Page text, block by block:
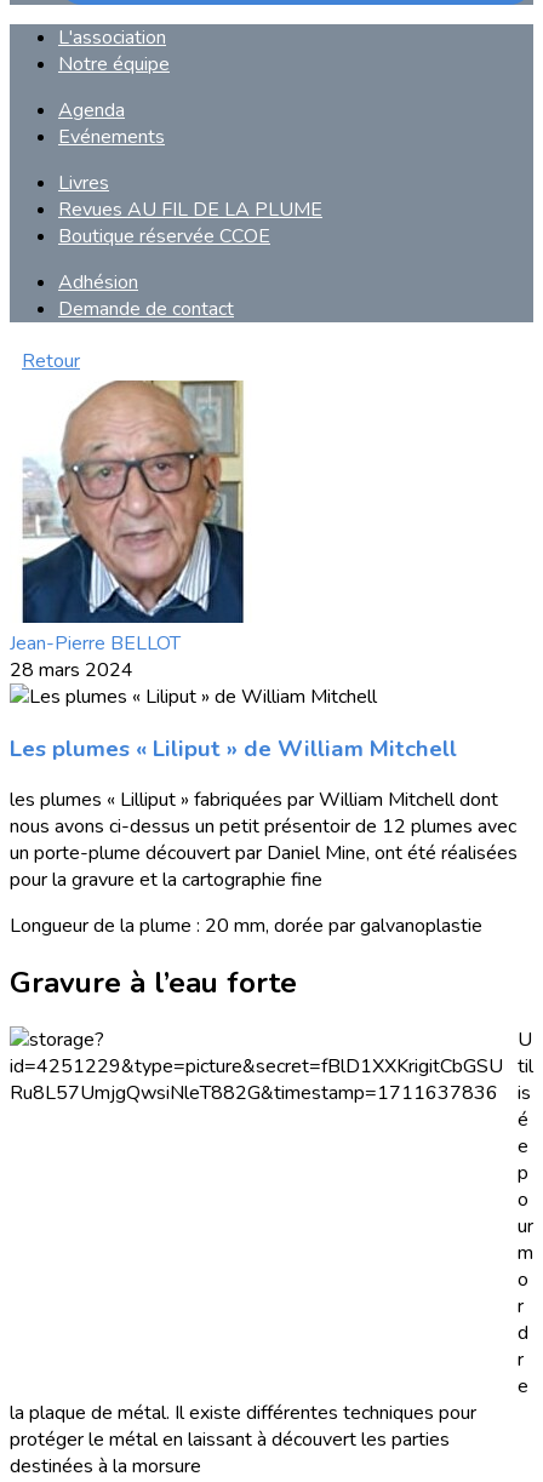
L'association
Notre équipe
Agenda
Evénements
Livres
Revues AU FIL DE LA PLUME
Boutique réservée CCOE
Adhésion
Demande de contact
Retour
Jean-Pierre BELLOT
28 mars 2024
Les plumes « Liliput » de William Mitchell
les plumes « Lilliput » fabriquées par William Mitchell dont
nous avons ci-dessus un petit présentoir de 12 plumes avec
un porte-plume découvert par Daniel Mine, ont été réalisées
pour la gravure et la cartographie fine
Longueur de la plume : 20 mm, dorée par galvanoplastie
Gravure à l’eau forte
U
til
is
é
e
p
o
ur
m
o
r
d
r
e
la plaque de métal. Il existe différentes techniques pour
protéger le métal en laissant à découvert les parties
destinées à la morsure